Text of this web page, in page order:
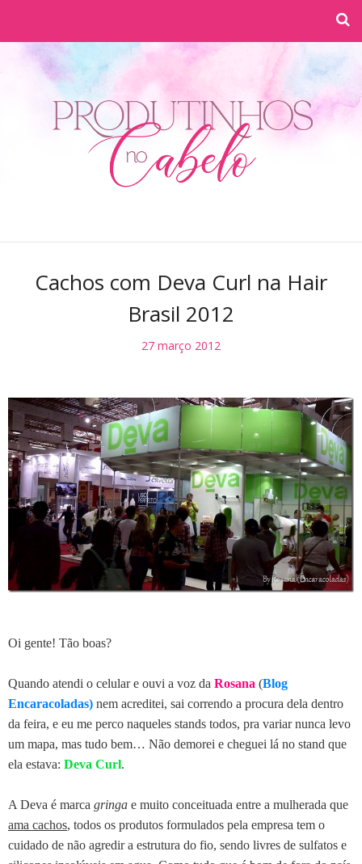
Cachos com Deva Curl na Hair
Brasil 2012
27 março 2012
Oi gente! Tão boas?
Quando atendi o celular e ouvi a voz da Rosana (Blog
Encaracoladas) nem acreditei, sai correndo a procura dela dentro
da feira, e eu me perco naqueles stands todos, pra variar nunca levo
um mapa, mas tudo bem… Não demorei e cheguei lá no stand que
ela estava: Deva Curl.
A Deva é marca gringa e muito conceituada entre a mulherada que
ama cachos, todos os produtos formulados pela empresa tem o
cuidado de não agredir a estrutura do fio, sendo livres de sulfatos e